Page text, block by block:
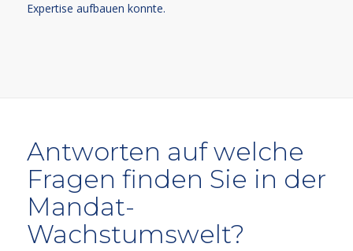
Expertise aufbauen konnte.
Antworten auf welche
Fragen finden Sie in der
Mandat-
Wachstumswelt?